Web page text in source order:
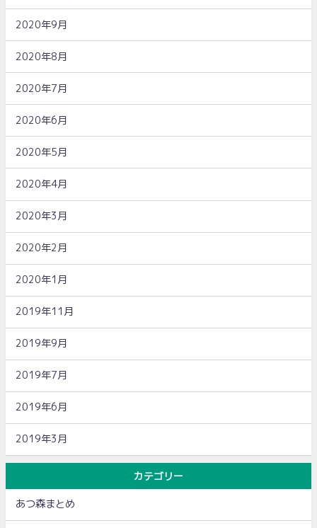
2020年9月
2020年8月
2020年7月
2020年6月
2020年5月
2020年4月
2020年3月
2020年2月
2020年1月
2019年11月
2019年9月
2019年7月
2019年6月
2019年3月
カテゴリー
あつ森まとめ